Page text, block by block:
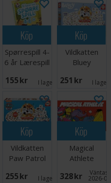
Köp
Spørrespill 4-
6 år Lærespill
155 SEK I lager: 1
Köp
Vildkatten
Bluey
251 SEK I lager:
Köp
Vildkatten
Paw Patrol
255 SEK I lager: 5
Köp
Magical
Athlete
Brädspel
328 SEK Väntas
2026-